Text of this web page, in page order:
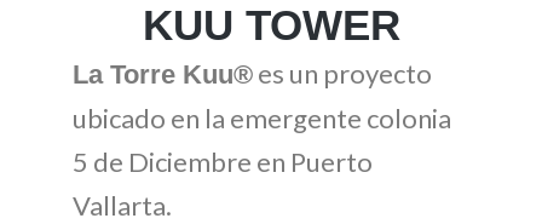
KUU TOWER
La Torre Kuu® es un proyecto
ubicado en la emergente colonia
5 de Diciembre en Puerto
Vallarta.